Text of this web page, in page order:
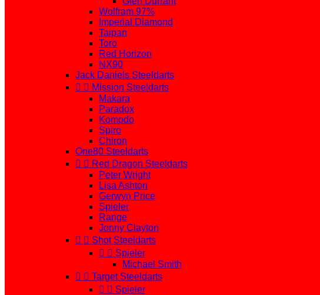
Wolfram 97%
Imperial Diamond
Taipan
Toro
Red Horizon
NX90
Jack Daniels Steeldarts
  Mission Steeldarts
Makara
Paradox
Komodo
Spiro
Chiron
One80 Steeldarts
  Red Dragon Steeldarts
Peter Wright
Lisa Ashton
Gerwyn Price
Spieler
Range
Jonny Clayton
  Shot Steeldarts
  Spieler
Michael Smith
  Target Steeldarts
  Spieler